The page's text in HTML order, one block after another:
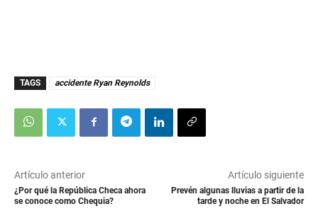
TAGS accidente Ryan Reynolds
Artículo anterior
¿Por qué la República Checa ahora
se conoce como Chequia?
Artículo siguiente
Prevén algunas lluvias a partir de la
tarde y noche en El Salvador